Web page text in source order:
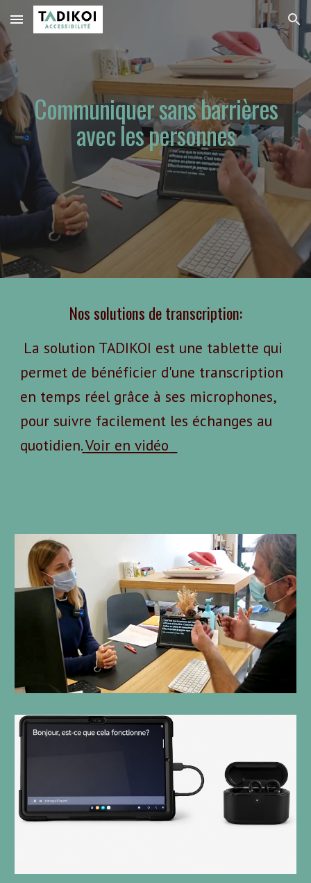
Skip to main content Skip to navigation
Communiquer sans barrières
avec les personnes
Nos solutions de transcription:
La solution TADIKOI est une tablette qui
permet de bénéficier d'une transcription
en temps réel grâce à ses microphones,
pour suivre facilement les échanges au
quotidien.Voir en vidéo